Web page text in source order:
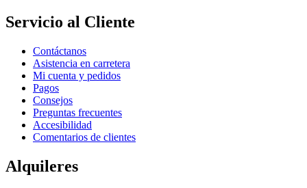
Servicio al Cliente
Contáctanos
Asistencia en carretera
Mi cuenta y pedidos
Pagos
Consejos
Preguntas frecuentes
Accesibilidad
Comentarios de clientes
Alquileres